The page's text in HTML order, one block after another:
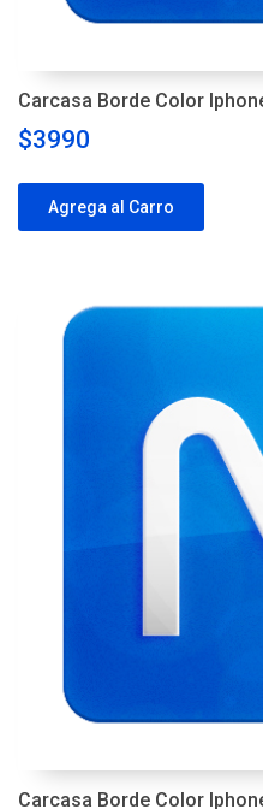
Carcasa Borde Color
$3990
Agrega al Carro
Carcasa Borde Color